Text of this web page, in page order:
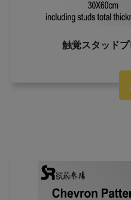
触覚スタッド